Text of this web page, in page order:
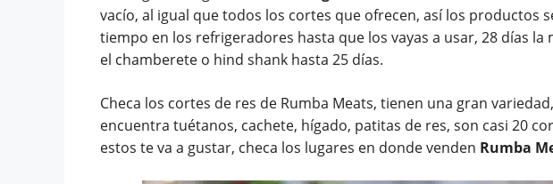
vacío, al igual que todos los cortes que ofrecen, así los productos
tiempo en los refrigeradores hasta que los vayas a usar, 28 días
el chamberete o hind shank hasta 25 días.
Checa los cortes de res de Rumba Meats, tienen una gran
encuentra tuétanos, cachete, hígado, patitas de res, son casi 20
estos te va a gustar, checa los lugares en donde venden Rumba